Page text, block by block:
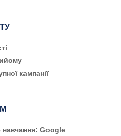
кампанії
навчання: Google